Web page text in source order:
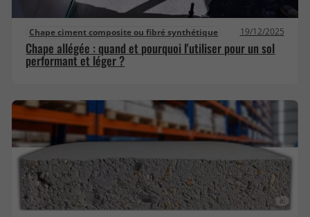
Chape ciment composite ou fibré synthétique 19/12/2025
Chape allégée : quand et pourquoi l'utiliser pour un sol
performant et léger ?